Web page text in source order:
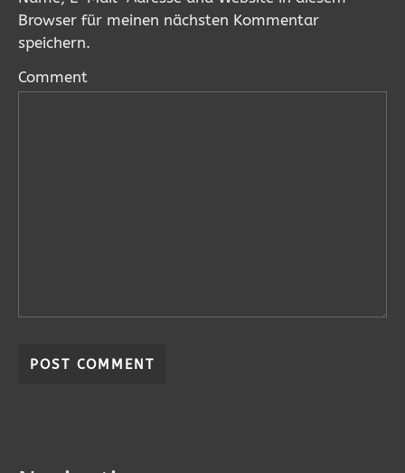
Browser für meinen nächsten Kommentar
speichern.
Comment